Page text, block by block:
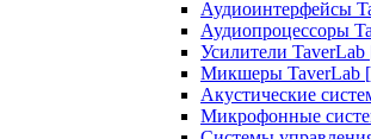
Аудиоинтерфейсы
Аудиопроцессоры
Усилители TaverLab
Микшеры TaverLab
Акустические
Микрофонные